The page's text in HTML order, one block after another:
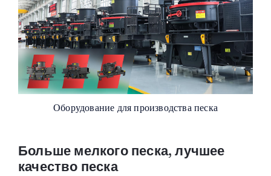
Оборудование для производства песка
Больше мелкого песка, лучшее
качество песка